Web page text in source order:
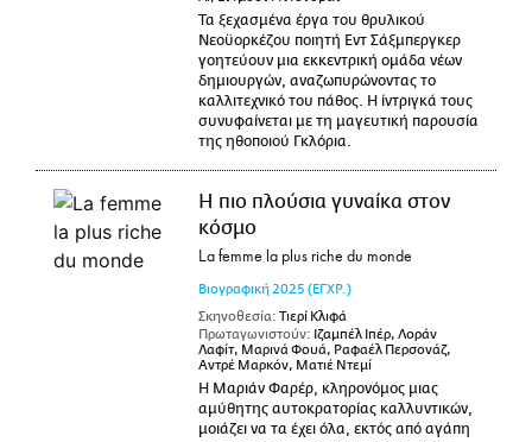
Τα ξεχασμένα έργα του θρυλικού
Νεοϋορκέζου ποιητή Εντ Σάξμπεργκερ
γοητεύουν μια εκκεντρική ομάδα νέων
δημιουργών, αναζωπυρώνοντας το
καλλιτεχνικό του πάθος. Η ίντριγκά τους
συνυφαίνεται με τη μαγευτική παρουσία
της ηθοποιού Γκλόρια.
Η πιο πλούσια γυναίκα στον
κόσμο
La femme la plus riche du monde
Βιογραφική 2025 (ΕΓΧΡ.)
Σκηνοθεσία: Τιερί Κλιφά
Πρωταγωνιστούν: Ιζαμπέλ Ιπέρ, Λοράν
Λαφίτ, Μαρινά Φουά, Ραφαέλ Περσονάζ,
Αντρέ Μαρκόν, Ματιέ Ντεμί
Η Μαριάν Φαρέρ, κληρονόμος μιας
αμύθητης αυτοκρατορίας καλλυντικών,
μοιάζει να τα έχει όλα, εκτός από αγάπη